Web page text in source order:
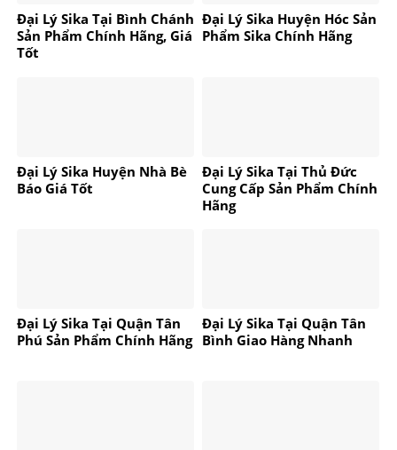
Đại Lý Sika Tại Bình Chánh
Sản Phẩm Chính Hãng, Giá
Tốt
Đại Lý Sika Huyện Hóc Sản
Phẩm Sika Chính Hãng
Đại Lý Sika Huyện Nhà Bè
Báo Giá Tốt
Đại Lý Sika Tại Thủ Đức
Cung Cấp Sản Phẩm Chính
Hãng
Đại Lý Sika Tại Quận Tân
Phú Sản Phẩm Chính Hãng
Đại Lý Sika Tại Quận Tân
Bình Giao Hàng Nhanh